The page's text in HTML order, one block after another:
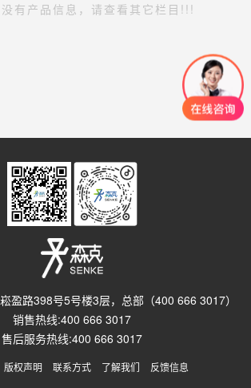
有产品信息，请查看其它栏目!!!
盈路398号5号楼3层，总部（400 666 3017）
销售热线:400 666 3017
售后服务热线:400 666 3017
版权声明 联系方式 了解我们 反馈信息